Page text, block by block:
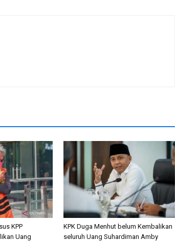
KPP
Uang
KPK Duga Menhut belum Kembalikan
seluruh Uang Suhardiman Amby